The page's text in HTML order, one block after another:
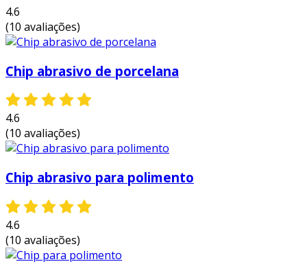
solicite agora um orçamento para o
abrasivo de porcelana
e obtenha toda essa
qualidade!
4.6
(10 avaliações)
Chip abrasivo de porcelana
4.6
(10 avaliações)
Chip abrasivo para polimento
4.6
(10 avaliações)